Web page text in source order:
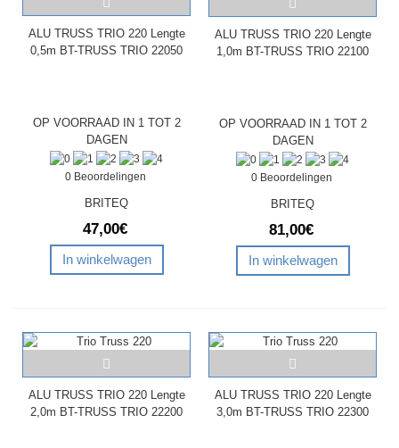
ALU TRUSS TRIO 220 Lengte
0,5m BT-TRUSS TRIO 22050
OP VOORRAAD IN 1 TOT 2
DAGEN
0 Beoordelingen
BRITEQ
47,00€
In winkelwagen
ALU TRUSS TRIO 220 Lengte
1,0m BT-TRUSS TRIO 22100
OP VOORRAAD IN 1 TOT 2
DAGEN
0 Beoordelingen
BRITEQ
81,00€
In winkelwagen
ALU TRUSS TRIO 220 Lengte
2,0m BT-TRUSS TRIO 22200
ALU TRUSS TRIO 220 Lengte
3,0m BT-TRUSS TRIO 22300